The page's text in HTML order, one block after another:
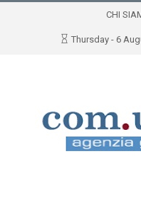
CHI
Thursday - 6